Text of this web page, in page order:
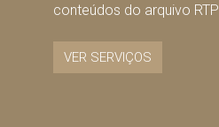
conteúdos do arquivo RTP
VER SERVIÇOS